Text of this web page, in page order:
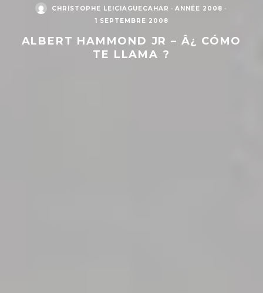
CHRISTOPHE LEICIAGUECAHAR · ANNÉE 2008 ·
1 SEPTEMBRE 2008
ALBERT HAMMOND JR – Â¿ CÓMO
TE LLAMA ?